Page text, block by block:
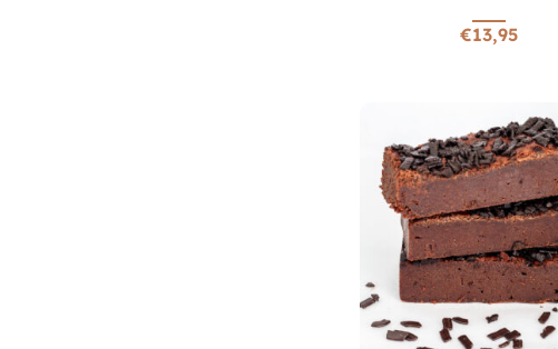
€13,95